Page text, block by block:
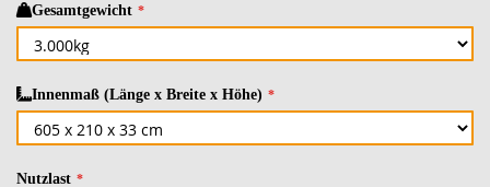
Gesamtgewicht
Innenmaß (Länge x Breite x Höhe)
Nutzlast